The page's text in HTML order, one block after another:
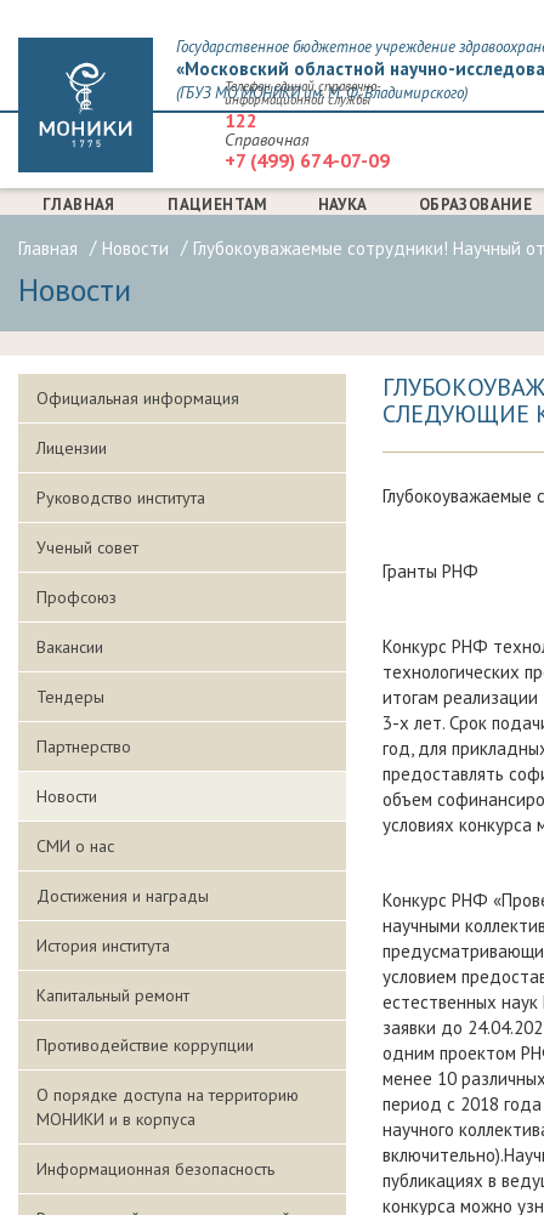
Государственное бюджетное учреждение
«Московский областной научно-
(ГБУЗ МО МОНИКИ им. М. Ф. Владимирского)
Телефон единой справочно-
информационной службы
122
Справочная
+7 (499) 674-07-09
ГЛАВНАЯ ПАЦИЕНТАМ НАУКА ОБРАЗОВАНИЕ
Главная Новости Глубокоуважаемые сотрудники! Научный
Новости
Официальная информация
Лицензии
Руководство института
Ученый совет
Профсоюз
Вакансии
Тендеры
Партнерство
Новости
СМИ о нас
Достижения и награды
История института
Капитальный ремонт
Противодействие коррупции
О порядке доступа на территорию
МОНИКИ и в корпуса
Информационная безопасность
СЛЕДУЮЩИЕ
Гранты РНФ
Конкурс РНФ
технологических
итогам
3-х лет. Срок
год, для
предоставлять
объем
условиях
Конкурс РНФ
научными
условием
естественных
заявки до
одним проектом
менее 10
период с 2018
научного
публикациях в
конкурса можно